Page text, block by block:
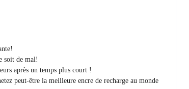
soit de mal!
après un temps plus court !
peut-être la meilleure encre de recharge au monde